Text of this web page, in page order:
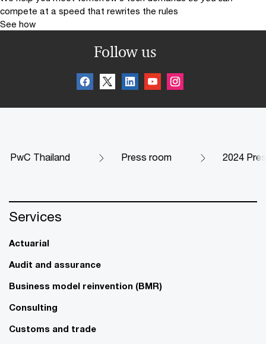
compete at a speed that rewrites the rules
See how
Follow us
PwC Thailand Press room 2024
Services
Actuarial
Audit and assurance
Business model reinvention (BMR)
Consulting
Customs and trade